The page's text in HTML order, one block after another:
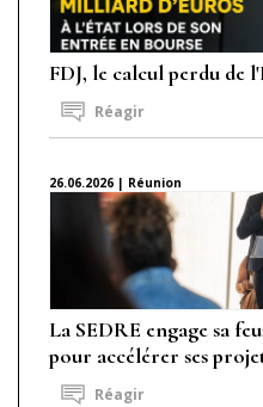
FDJ, le calcul perdu de
Réagir
26.06.2026 | Réunion
La SEDRE engage sa
pour accélérer ses
Réagir